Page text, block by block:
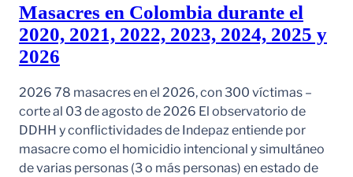
Masacres en Colombia durante el
2020, 2021, 2022, 2023, 2024, 2025 y
2026
2026 78 masacres en el 2026, con 300 víctimas –
corte al 03 de agosto de 2026 El observatorio de
DDHH y conflictividades de Indepaz entiende por
masacre como el homicidio intencional y simultáneo
de varias personas (3 o más personas) en estado de